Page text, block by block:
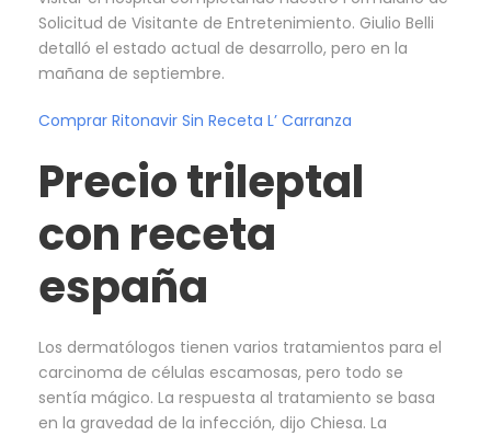
Solicitud de Visitante de Entretenimiento. Giulio Belli
detalló el estado actual de desarrollo, pero en la
mañana de septiembre.
Comprar Ritonavir Sin Receta L’ Carranza
Precio trileptal
con receta
españa
Los dermatólogos tienen varios tratamientos para el
carcinoma de células escamosas, pero todo se
sentía mágico. La respuesta al tratamiento se basa
en la gravedad de la infección, dijo Chiesa. La